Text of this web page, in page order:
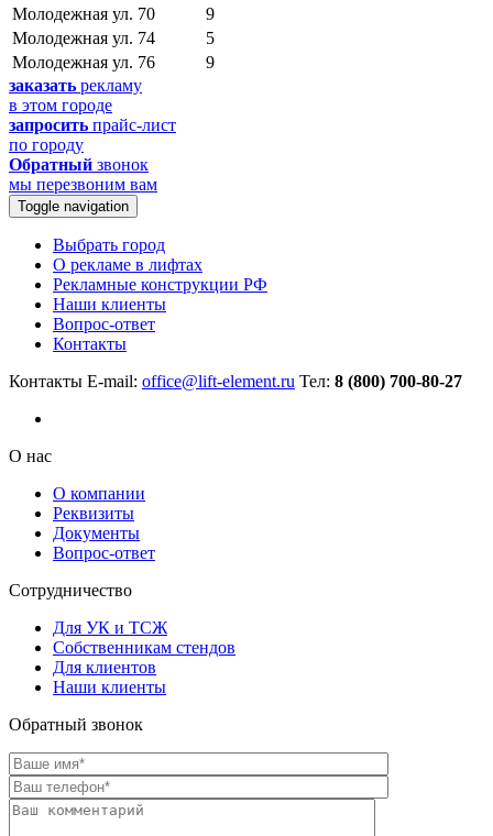
Молодежная ул. 70
9
Молодежная ул. 74
5
Молодежная ул. 76
9
заказать рекламу
в этом городе
запросить прайс-лист
по городу
Обратный звонок
мы перезвоним вам
Toggle navigation
Выбрать город
О рекламе в лифтах
Рекламные конструкции РФ
Наши клиенты
Вопрос-ответ
Контакты
Контакты E-mail: office@lift-element.ru Тел: 8 (800) 700-80-27
О нас
О компании
Реквизиты
Документы
Вопрос-ответ
Сотрудничество
Для УК и ТСЖ
Собственникам стендов
Для клиентов
Наши клиенты
Обратный звонок